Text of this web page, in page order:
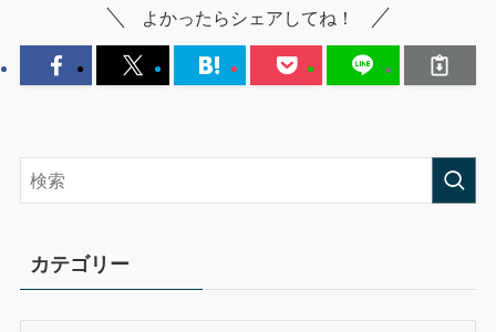
よかったらシェアしてね！
カテゴリー